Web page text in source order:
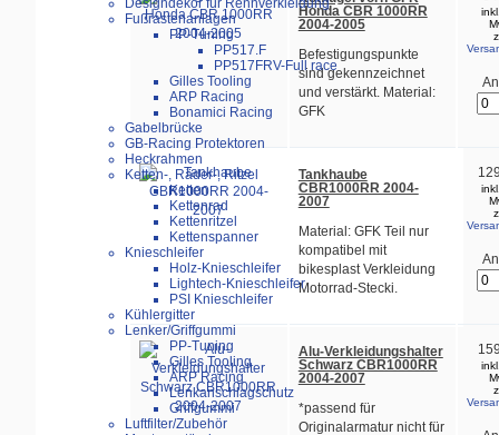
Designdekor für Rennverkleidung
Fußrastenanlagen
PP-Tuning
PP517.F
PP517FRV-Full race
Gilles Tooling
ARP Racing
Bonamici Racing
Gabelbrücke
GB-Racing Protektoren
Heckrahmen
Ketten-, Räder-, Ritzel
Ketten
Kettenrad
Kettenritzel
Kettenspanner
Knieschleifer
Holz-Knieschleifer
Lightech-Knieschleifer
PSI Knieschleifer
Kühlergitter
Lenker/Griffgummi
PP-Tuning
Gilles Tooling
ARP Racing
Lenkanschlagschutz
Griffgummi
Luftfilter/Zubehör
Honda CBR 1000RR
2004-2005
Befestigungspunkte
sind gekennzeichnet
und verstärkt. Material:
GFK
Tankhaube
CBR1000RR 2004-
2007
Material: GFK Teil nur
kompatibel mit
bikesplast Verkleidung
Motorrad-Stecki.
Alu-Verkleidungshalter
Schwarz CBR1000RR
2004-2007
*passend für
Originalarmatur nicht für